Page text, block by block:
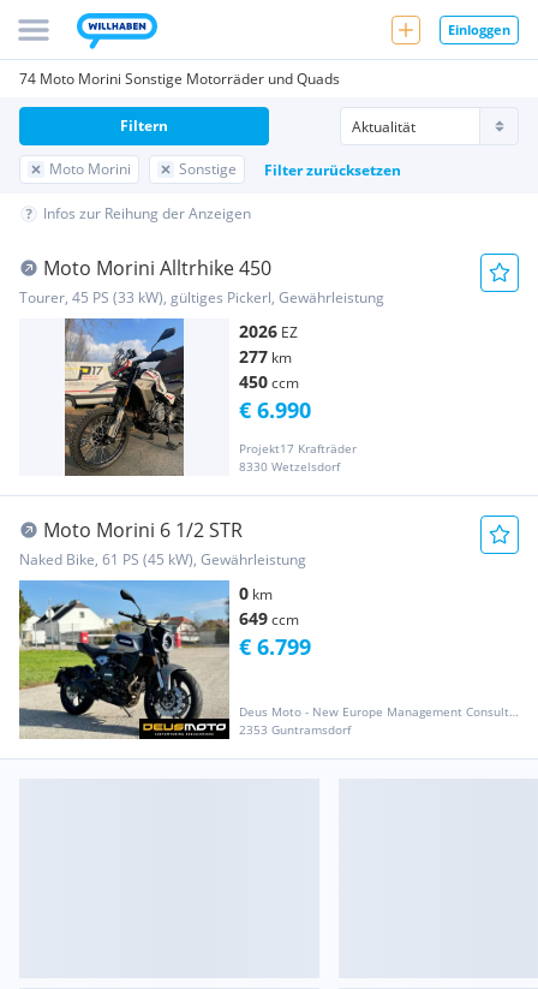
Einloggen
74 Moto Morini Sonstige Motorräder und Quads
Moto Morini Sonstige Filter zurücksetzen
Filtern
Infos zur Reihung der Anzeigen
Moto Morini Alltrhike 450
Tourer, 45 PS (33 kW), gültiges Pickerl, Gewährleistung
2026 EZ
277 km
450ccm
Projekt17 Krafträder
8330 Wetzelsdorf
€ 6.990
Moto Morini 6 1/2 STR
Naked Bike, 61 PS (45 kW), Gewährleistung
0 km
649ccm
Deus Moto - New Europe Management Consulting GmbH
2353 Guntramsdorf
€ 6.799